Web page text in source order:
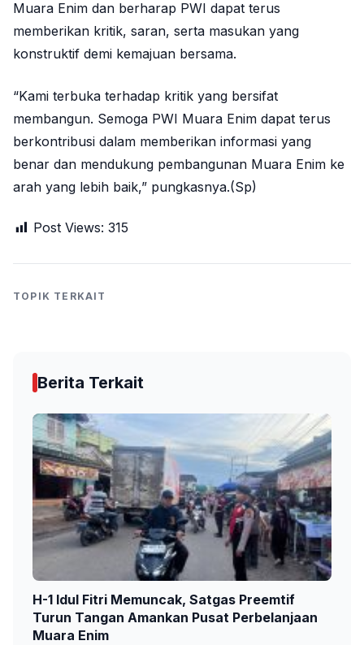
Muara Enim dan berharap PWI dapat terus
memberikan kritik, saran, serta masukan yang
konstruktif demi kemajuan bersama.
“Kami terbuka terhadap kritik yang bersifat
membangun. Semoga PWI Muara Enim dapat terus
berkontribusi dalam memberikan informasi yang
benar dan mendukung pembangunan Muara Enim ke
arah yang lebih baik,” pungkasnya.(Sp)
Post Views: 315
TOPIK TERKAIT
Berita Terkait
H-1 Idul Fitri Memuncak, Satgas Preemtif
Turun Tangan Amankan Pusat Perbelanjaan
Muara Enim